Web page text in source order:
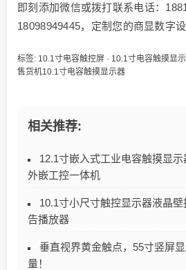
即刻添加微信或拨打联系电话：
18098949445，定制您的商显数字设
标签: 10.1寸电容触控屏 · 10.1寸电容触摸显
售货机10.1寸电容触摸显示器
相关推荐:
12.1寸嵌入式工业电容触摸显
外嵌工控一体机
10.1寸小尺寸触控显示器液晶
告播放器
垂直视界黄金触点，55寸竖屏
量！